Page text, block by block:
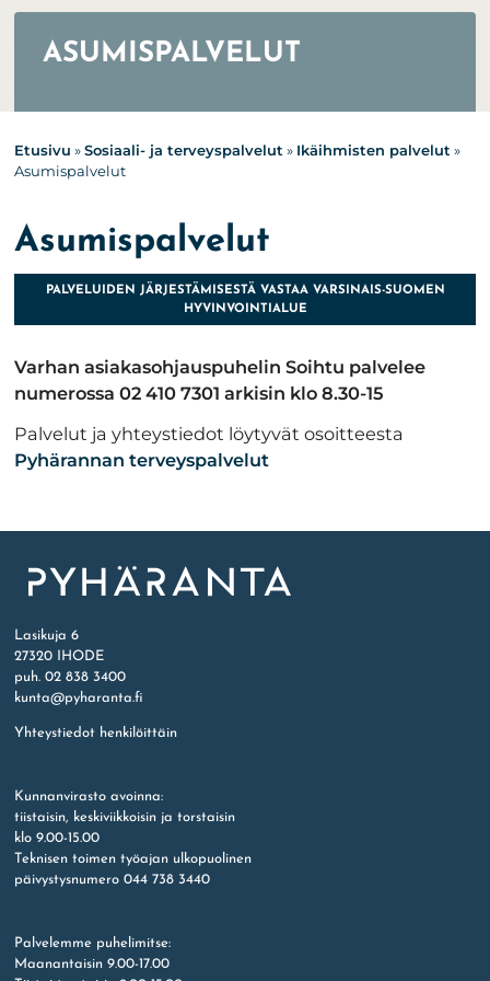
ASUMISPALVELUT
Etusivu »Sosiaali- ja terveyspalvelut » Ikäihmisten palvelut »
Asumispalvelut
Asumispalvelut
PALVELUIDEN JÄRJESTÄMISESTÄ VASTAA VARSINAIS-SUOMEN
HYVINVOINTIALUE
Varhan asiakasohjauspuhelin Soihtu palvelee
numerossa 02 410 7301 arkisin klo 8.30-15
Palvelut ja yhteystiedot löytyvät osoitteesta
Pyhärannan terveyspalvelut
Lasikuja 6
27320 IHODE
puh. 02 838 3400
kunta@pyharanta.fi
Yhteystiedot henkilöittäin
Kunnanvirasto avoinna:
tiistaisin, keskiviikkoisin ja torstaisin
klo 9.00-15.00
Teknisen toimen työajan ulkopuolinen
päivystysnumero 044 738 3440
Palvelemme puhelimitse:
Maanantaisin 9.00-17.00